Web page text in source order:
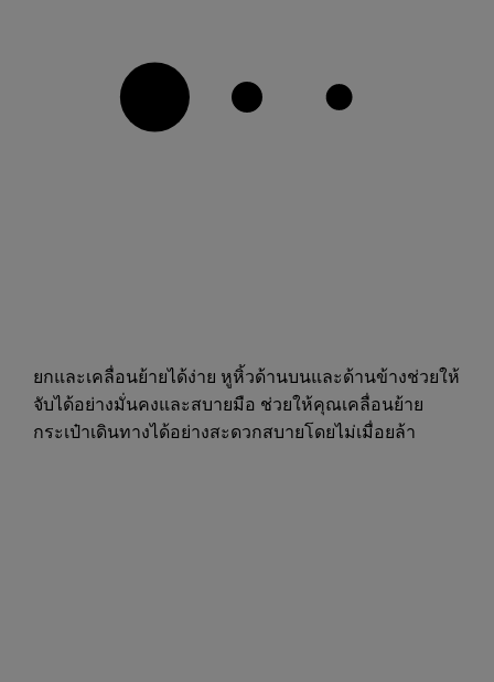
ยกและเคลื่อนย้ายได้ง่าย หูหิ้วด้านบนและด้านข้างช่วยให้
จับได้อย่างมั่นคงและสบายมือ ช่วยให้คุณเคลื่อนย้าย
กระเป๋าเดินทางได้อย่างสะดวกสบายโดยไม่เมื่อยล้า